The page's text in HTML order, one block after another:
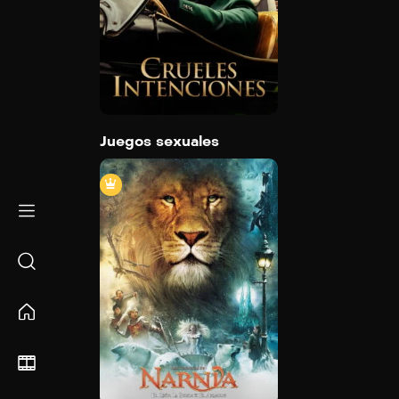
2024
Detail
Juegos sexuales
Las crónicas de Narnia: El león, la
armario
2005 143 min
Detail